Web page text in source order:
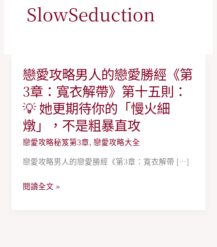
SlowSeduction
戀愛攻略男人的戀愛勝經《第
3章：寬衣解帶》第十五則：
💡 她更期待你的「慢火細
燉」，不是粗暴直攻
戀愛攻略秘笈第3章,戀愛攻略大全
戀愛攻略男人的戀愛勝經《第3章：寬衣解帶 […]
戀
愛
攻
略
男
人
戀
愛
閱讀全文 »